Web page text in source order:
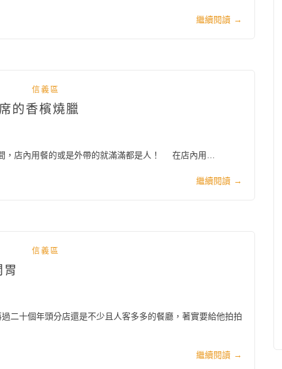
繼續閱讀 →
信義區
的香檳燒臘
，店內用餐的或是外帶的就滿滿都是人！ 在店內用…
繼續閱讀 →
信義區
二十個年頭分店還是不少且人客多多的餐廳，著實要給他拍拍
繼續閱讀 →